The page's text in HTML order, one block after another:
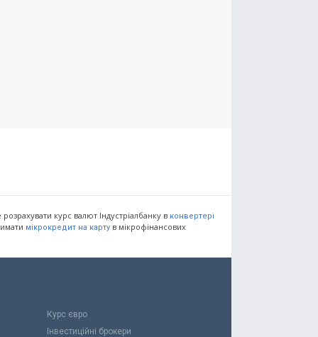
курс валют Індустріалбанку в конвертері
мікрокредит на карту в мікрофінансових
Курс євро
Інвестиційні брокери